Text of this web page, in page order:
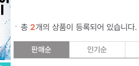
총 2개의 상품이 등록되어 있습니다.